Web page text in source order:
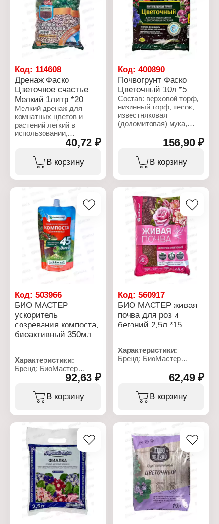
Бренд: БиоМастер
Серия: "Садовая земля"
Тип товара: Грунт
Назначение:
универсальный
Объем: 10 л
Код: 114608
Дренаж Фаско
Цветочное счастье
Мелкий 1литр *20
Мелкий дренаж для
комнатных цветов и
растений легкий в
использовании,
натуральный материал
различных
растительных культур в
оптимальный водно-
воздушный режим.
Обогащен питательными
микроэлементами,
стимулирует здоровый
рост и развитие растений
даже в зимнее время.
Процентное
соотношение дренажа к
грунту варьируется в
растения.
Характеристики:
Бренд: Фаско
Серия: Цветочное
счастье
керамзитовый
Размер фракции: мелкий
Объем: 1 л
40,72 ₽
В корзину
Код:400890
Почвогрунт Фаско
Цветочный 10л *5
Состав: верховой торф,
низинный торф, песок,
известняковая
(доломитовая) мука,
минеральное удобрение
с микроэлементами.
Бренд: Фаско
Тип товара: Грунт
Назначение: Цветочный
Объем: 10 л
156,90 ₽
В корзину
Код: 503966
БИО МАСТЕР
ускоритель
созревания компоста,
биоактивный 350мл
Характеристики:
Бренд: БиоМастер
Тип товара: Удобрение
Назначение: ускоритель
созревания компоста
Вариация: биоактивный
Объем: 350 мл
92,63 ₽
В корзину
Код:560917
БИО МАСТЕР живая
почва для роз и
бегоний 2,5л *15
Характеристики:
Бренд: БиоМастер
Тип товара: Грунт
Назначение: для роз и
бегоний
Состав: верховой и
песок, перлит,
микоризный комплекс
Объем: 2,5 л
62,49 ₽
В корзину